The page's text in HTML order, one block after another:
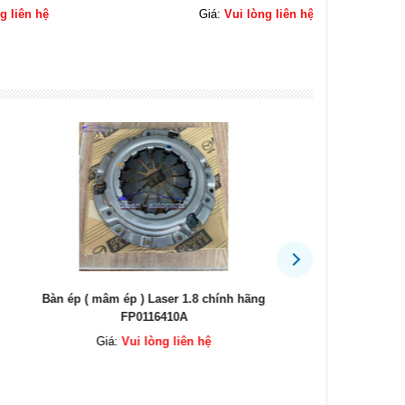
Vui lòng liên hệ
hãng
Lá côn Laser chính hãng B63316460B
Giá:Vui lòng liên hệ